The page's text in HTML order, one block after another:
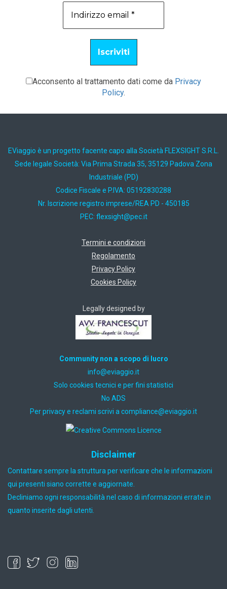
Acconsento al trattamento dati come da Privacy
Policy.
EViaggio è un progetto facente capo alla Società FLEXSIGHT S.R.L.
Sede legale Società: Via Prima Strada 35, 35129 Padova Zona
Industriale (PD)
Codice Fiscale e P.IVA: 05192830288
Nr. Iscrizione registro imprese/REA PD - 450185
PEC: ti.cep@thgisxelf
Termini e condizioni
Regolamento
Privacy Policy
Cookies Policy
Legally designed by
Community non a scopo di lucro
ti.oiggaive@ofni
Solo cookies tecnici e per fini statistici
No ADS
Per privacy e reclami scrivi a ti.oiggaive@ecnailpmoc
Disclaimer
Contattare sempre la struttura per verificare che le informazioni
qui presenti siano corrette e aggiornate.
Decliniamo ogni responsabilità nel caso di informazioni errate in
quanto inserite dagli utenti.